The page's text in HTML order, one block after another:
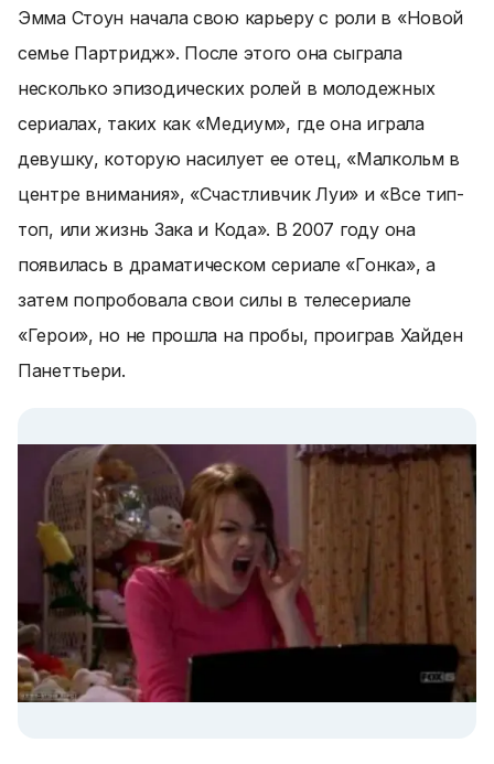
Эмма Стоун начала свою карьеру с роли в «Новой
семье Партридж». После этого она сыграла
несколько эпизодических ролей в молодежных
сериалах, таких как «Медиум», где она играла
девушку, которую насилует ее отец, «Малкольм в
центре внимания», «Счастливчик Луи» и «Все тип-
топ, или жизнь Зака и Кода». В 2007 году она
появилась в драматическом сериале «Гонка», а
затем попробовала свои силы в телесериале
«Герои», но не прошла на пробы, проиграв Хайден
Панеттьери.